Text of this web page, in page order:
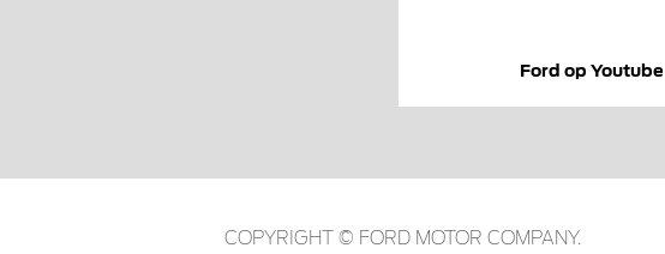
Ford op Youtube
COPYRIGHT © FORD MOTOR COMPANY.